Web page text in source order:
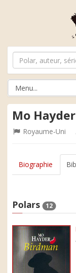
Mo Hayder
Royaume-Uni
Biographie
Polars 12